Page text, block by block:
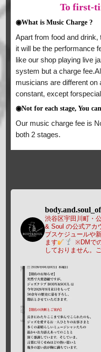
To first-
◉What is Music Charge ?
Apart from food and
it will be the performance
like our shop playing live
system but a charge
musicians are different on
constant, except
◉Not for each stage, You
Our music charge fee is
both 2 stages.
渋谷区宇田川町・
& Soul の公式アカ
ブスケジュールや
ます
※DMで
しておりません。